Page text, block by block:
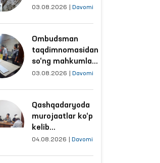
ayolning holati
o‘rganildi
03.08.2026 Davomi
Ombudsman
taqdimnomasidan
so‘ng mahkumlar
mehnat
sharoitlar
yaxshilandi
03.08.2026 Davomi
Qashqadaryoda
murojaatlar ko‘p
kelib
tushayotgan
04.08.2026 Davomi